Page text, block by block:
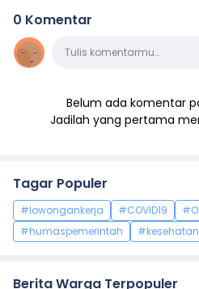
0 Komentar
KomentarTulis komentarmu…
Belum ada komentar
Jadilah yang pertama
Tagar Populer
#lowongankerja #COVID19
#humaspemerintah
#kesehatan
Berita Warga Terpopuler